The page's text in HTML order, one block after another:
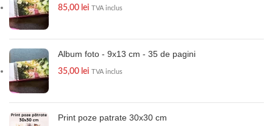
85,00 lei TVA inclus
Album foto - 9x13 cm - 35 de pagini
35,00 lei TVA inclus
Print poze patrate 30x30 cm